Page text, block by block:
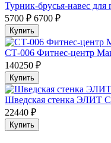
Турник-брусья-навес
5700 ₽ 6700 ₽
Купить
СТ-006 Фитнес-центр
140250 ₽
Купить
Шведская стенка ЭЛИТ
22440 ₽
Купить